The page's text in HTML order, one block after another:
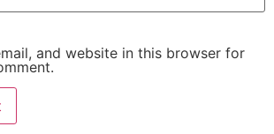
and website in this browser for